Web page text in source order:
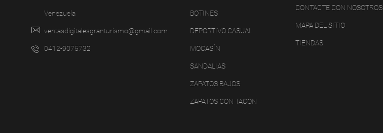
Venezuela
ventasdigitalesgranturismo@gmail.com
0412-9075732
BOTINES
DEPORTIVO CASUAL
MOCASÍN
SANDALIAS
ZAPATOS BAJOS
ZAPATOS CON TACÓN
CONTACTE CON NOSOTROS
MAPA DEL SITIO
TIENDAS